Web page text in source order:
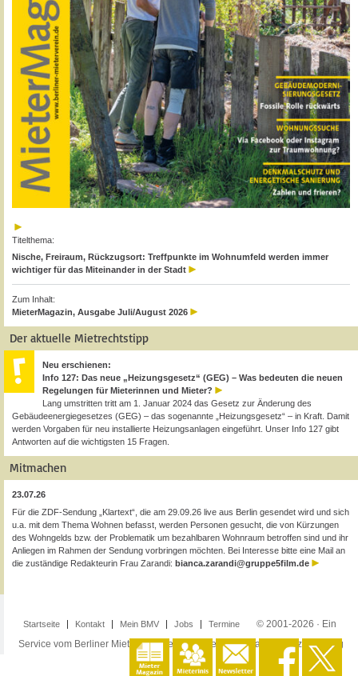
Titelthema:
Nische, Freiraum, Rückzugsort: Treffpunkte im Wohnumfeld werden immer
wichtiger für das Miteinander in der Stadt
Zum Inhalt:
MieterMagazin, Ausgabe Juli/August 2026
Der aktuelle Mietrechtstipp
Neu erschienen:
Info 127: Das neue „Heizungsgesetz“ (GEG) – Was bedeuten die neuen
Regelungen für Mieterinnen und Mieter?
Lang umstritten tritt am 1. Januar 2024 das Gesetz zur Änderung des
Gebäudeenergiegesetzes (GEG) – das sogenannte „Heizungsgesetz“ – in Kraft. Damit
werden Vorgaben für neu installierte Heizungsanlagen eingeführt. Unser Info 127 gibt
Antworten auf die wichtigsten 15 Fragen.
Mitmachen
23.07.26
Für die ZDF-Sendung „Klartext“, die am 29.09.26 live aus Berlin gesendet wird und sich
u.a. mit dem Thema Wohnen befasst, werden Personen gesucht, die von Kürzungen
des Wohngelds bzw. der Problematik um bezahlbaren Wohnraum betroffen sind und ihr
Anliegen im Rahmen der Sendung vorbringen möchten. Bei Interesse bitte eine Mail an
die zuständige Redakteurin Frau Zarandi: bianca.zarandi@gruppe5film.de
Startseite Kontakt Mein BMV Jobs Termine
© 2001-2026 · Ein
Service vom Berliner Mieterverein e.V. · Impressum·Datenschutzerklärung